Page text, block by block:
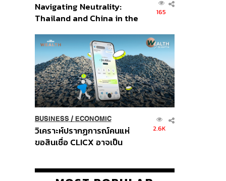
Navigating Neutrality:
Thailand and China in the
Order
165
BUSINESS/ ECONOMIC
วิเคราะห์ปรากฏการณ์คนแห่
ขอสินเชื่อ CLICX อาจเป็น
ปัญหาหนี้ครัวเรือนไทยที่ถูกซุก
2.6K